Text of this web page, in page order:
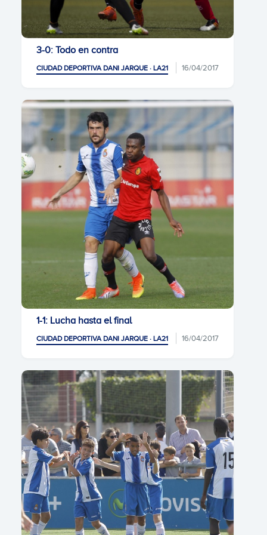
3-0: Todo en contra
CIUDAD DEPORTIVA DANI JARQUE · LA21 16/04/2017
1-1: Lucha hasta el final
CIUDAD DEPORTIVA DANI JARQUE · LA21 16/04/2017